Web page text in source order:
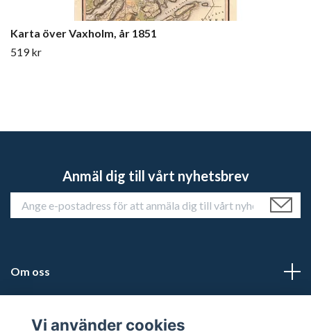
Karta över Vaxholm, år 1851
519 kr
Anmäl dig till vårt nyhetsbrev
Om oss
Vi använder cookies